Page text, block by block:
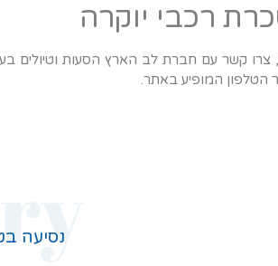
רכבי יוקרה
קשר עם חברת לב הארץ הסעות וטיולים
נסיעה